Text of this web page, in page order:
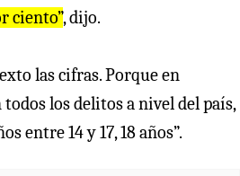
ciento”, dijo.
las cifras. Porque en
los delitos a nivel del país,
entre 14 y 17, 18 años”.